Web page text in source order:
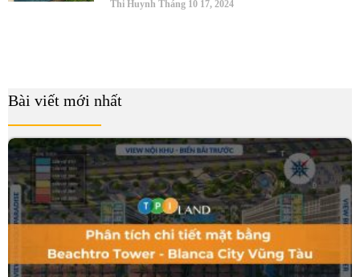
Thi Huynh Tháng 10 17, 2024
Bài viết mới nhất